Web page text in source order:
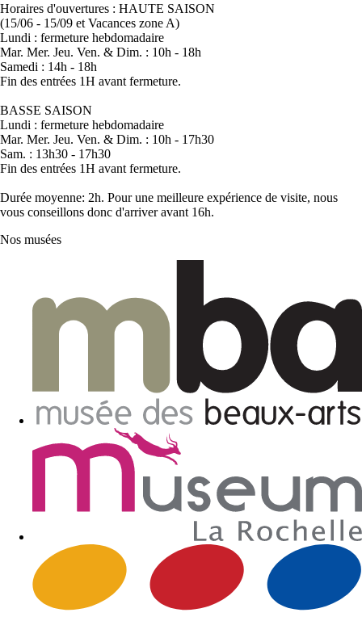
Horaires d'ouvertures : HAUTE SAISON
(15/06 - 15/09 et Vacances zone A)
Lundi : fermeture hebdomadaire
Mar. Mer. Jeu. Ven. & Dim. : 10h - 18h
Samedi : 14h - 18h
Fin des entrées 1H avant fermeture.
BASSE SAISON
Lundi : fermeture hebdomadaire
Mar. Mer. Jeu. Ven. & Dim. : 10h - 17h30
Sam. : 13h30 - 17h30
Fin des entrées 1H avant fermeture.
Durée moyenne: 2h. Pour une meilleure expérience de visite, nous
vous conseillons donc d'arriver avant 16h.
Nos musées